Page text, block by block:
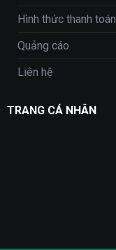
Hình thức thanh toán
Quảng cáo
Liên hệ
TRANG CÁ NHÂN